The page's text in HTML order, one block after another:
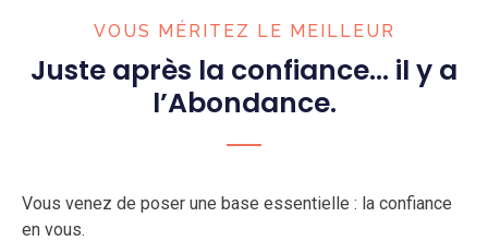
VOUS MÉRITEZ LE MEILLEUR
Juste après la confiance… il y a
l’Abondance.
Vous venez de poser une base essentielle : la confiance
en vous.